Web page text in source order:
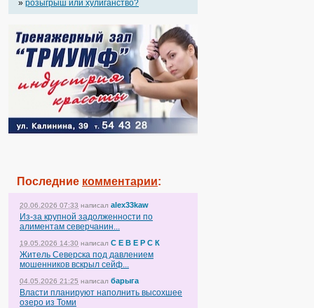
» розыгрыш или хулиганство?
Последние комментарии:
20.06.2026 07:33 написал alex33kaw
Из-за крупной задолженности по
алиментам северчанин...
19.05.2026 14:30 написал С Е В Е Р С К
Житель Северска под давлением
мошенников вскрыл сейф...
04.05.2026 21:25 написал барыга
Власти планируют наполнить высохшее
озеро из Томи